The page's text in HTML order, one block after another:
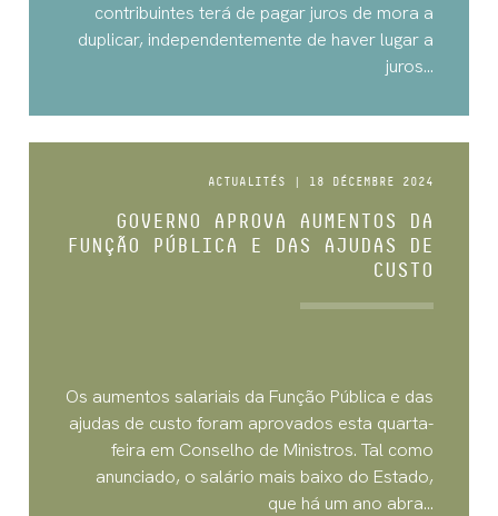
contribuintes terá de pagar juros de mora a
duplicar, independentemente de haver lugar a
juros...
ACTUALITÉS | 18 DÉCEMBRE 2024
GOVERNO APROVA AUMENTOS DA
FUNÇÃO PÚBLICA E DAS AJUDAS DE
CUSTO
Os aumentos salariais da Função Pública e das
ajudas de custo foram aprovados esta quarta-
feira em Conselho de Ministros. Tal como
anunciado, o salário mais baixo do Estado,
que há um ano abra...